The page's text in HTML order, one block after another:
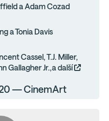
a Adam Cozad
a Tonia Davis
Cassel, T.J. Miller,
Gallagher Jr.,a další
— CinemArt